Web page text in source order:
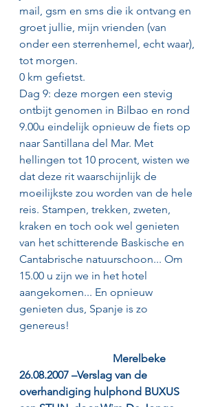
mail, gsm en sms die ik ontvang en
groet jullie, mijn vrienden (van
onder een sterrenhemel, echt waar),
tot morgen.
0 km gefietst.
Dag 9: deze morgen een stevig
ontbijt genomen in Bilbao en rond
9.00u eindelijk opnieuw de fiets op
naar Santillana del Mar. Met
hellingen tot 10 procent, wisten we
dat deze rit waarschijnlijk de
moeilijkste zou worden van de hele
reis. Stampen, trekken, zweten,
kraken en toch ook wel genieten
van het schitterende Baskische en
Cantabrische natuurschoon... Om
15.00 u zijn we in het hotel
aangekomen... En opnieuw
genieten dus, Spanje is zo
genereus!
Merelbeke
26.08.2007 –Verslag van de
overhandiging hulphond BUXUS